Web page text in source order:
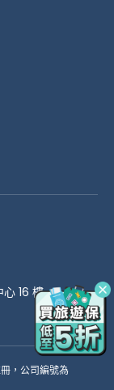
16 樓
，公司編號為